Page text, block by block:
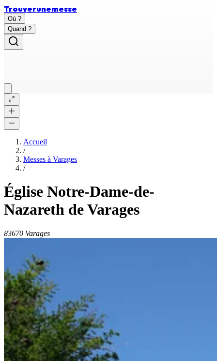
Trouverunemesse
Où ?
Quand ?
Accueil
/
Messes à Varages
/
Église Notre-Dame-de-
Nazareth de Varages
83670 Varages